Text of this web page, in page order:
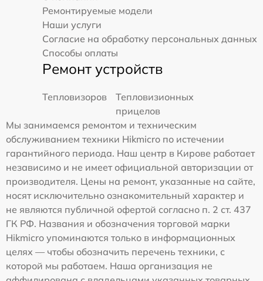
Ремонтируемые модели
Наши услуги
Согласие на обработку персональных данных
Способы оплаты
Ремонт устройств
Тепловизоров
Тепловизионных
прицелов
Мы занимаемся ремонтом и техническим
обслуживанием техники Hikmicro по истечении
гарантийного периода. Наш центр в Кирове работает
независимо и не имеет официальной авторизации от
производителя. Цены на ремонт, указанные на сайте,
носят исключительно ознакомительный характер и
не являются публичной офертой согласно п. 2 ст. 437
ГК РФ. Названия и обозначения торговой марки
Hikmicro упоминаются только в информационных
целях — чтобы обозначить перечень техники, с
которой мы работаем. Наша организация не